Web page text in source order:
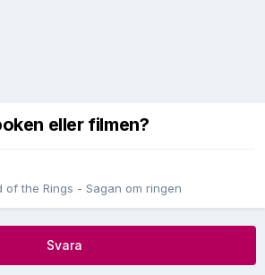
eller filmen?
of the Rings - Sagan om ringen
Svara